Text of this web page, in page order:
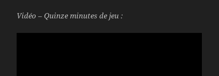
Vidéo – Quinze minutes de jeu :